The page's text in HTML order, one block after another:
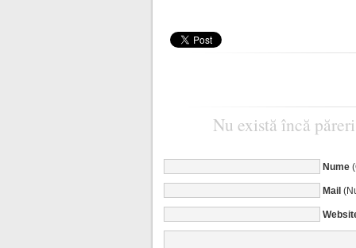
Nu există încă
Nume
Mail